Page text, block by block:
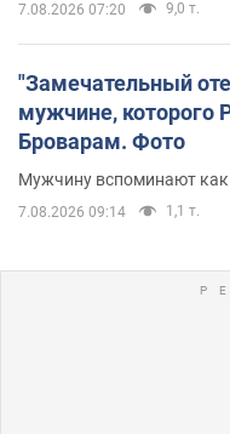
7.08.2026 07:20 9,0 т.
"Замечательный
мужчине, которого
Броварам. Фото
Мужчину вспоминают как
7.08.2026 09:14 1,1 т.